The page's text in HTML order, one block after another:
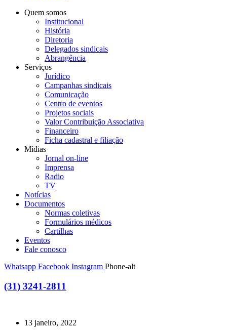
Quem somos
Institucional
História
Diretoria
Delegados sindicais
Abrangência
Serviços
Jurídico
Campanhas sindicais
Comunicação
Centro de eventos
Projetos sociais
Valor Contribuição Associativa
Financeiro
Ficha cadastral e filiação
Mídias
Jornal on-line
Imprensa
Radio
TV
Notícias
Documentos
Normas coletivas
Formulários médicos
Cartilhas
Eventos
Fale conosco
Whatsapp Facebook Instagram Phone-alt
(31) 3241-2811
13 janeiro, 2022